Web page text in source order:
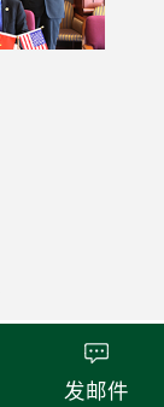
发邮件